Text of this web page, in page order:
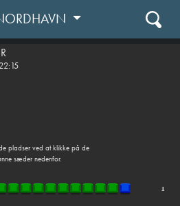
pladser ved at klikke på de
sæder nedenfor.
cc 025623